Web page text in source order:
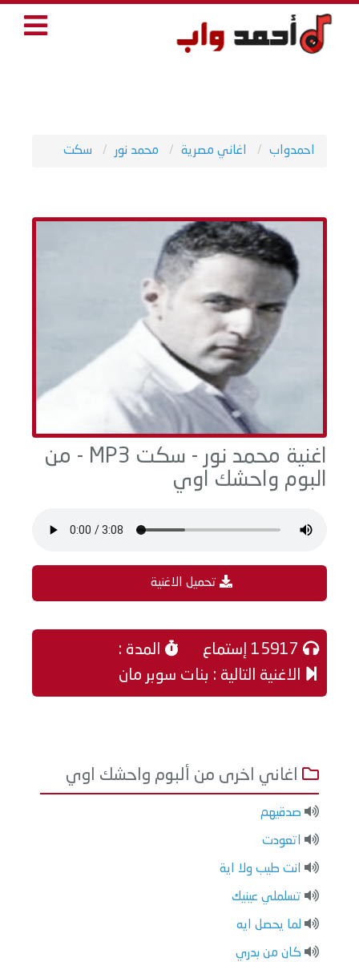
احمدواب اغاني مصرية محمد نور سكت
اغنية محمد نور - سكت MP3 - من
البوم واحشك اوي
تحميل الاغنية
المدة :
الاغنية التالية : بنات سوبر مان
اغاني اخرى من ألبوم واحشك اوي
صدقيهم
اتعودت
انت طيب ولا اية
تسلملي عينيك
لما يحصل ايه
كان من بدري